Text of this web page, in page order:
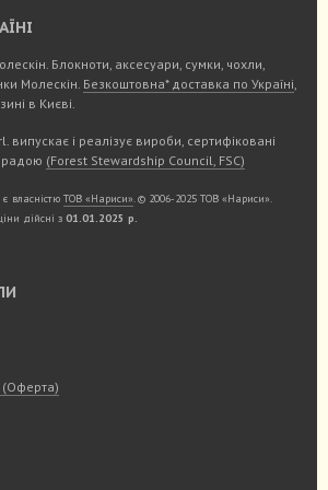
Блокноти, аксесуари, сумки, чохли,
Молескін. Безкоштовна* доставка по Україні
в Києві.
випускає і реалізує вироби, сертифіковані
радою (Forest Stewardship Council, FSC)
є власністю ТОВ «Нариси». © 2006-2025 ТОВ «Нариси».
дійсні з 01.01.2025 р.
(Оферта)